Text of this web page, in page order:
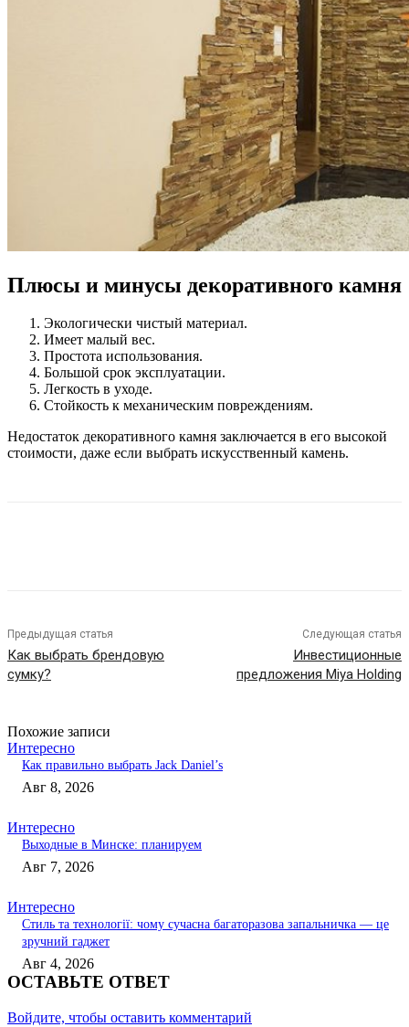
Плюсы и минусы декоративного камня
Экологически чистый материал.
Имеет малый вес.
Простота использования.
Большой срок эксплуатации.
Легкость в уходе.
Стойкость к механическим повреждениям.
Недостаток декоративного камня заключается в его высокой
стоимости, даже если выбрать искусственный камень.
Предыдущая статья
Как выбрать брендовую
сумку?
Следующая статья
Инвестиционные
предложения Miya Holding
Похожие записи
Интересно
Как правильно выбрать Jack Daniel’s
Авг 8, 2026
Интересно
Выходные в Минске: планируем
Авг 7, 2026
Интересно
Стиль та технології: чому сучасна багаторазова запальничка — це
зручний гаджет
Авг 4, 2026
ОСТАВЬТЕ ОТВЕТ
Войдите, чтобы оставить комментарий